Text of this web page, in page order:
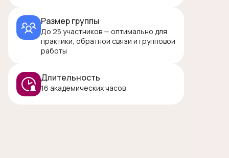
Размер группы
До 25 участников — оптимально для
практики, обратной связи и групповой
работы
Длительность
16 академических часов